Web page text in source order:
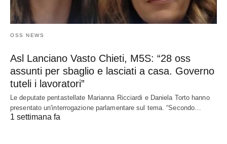
OSS NEWS
Asl Lanciano Vasto Chieti, M5S: “28 oss
assunti per sbaglio e lasciati a casa. Governo
tuteli i lavoratori”
Le deputate pentastellate Marianna Ricciardi e Daniela Torto hanno
presentato un'interrogazione parlamentare sul tema. “Secondo…
1 settimana fa